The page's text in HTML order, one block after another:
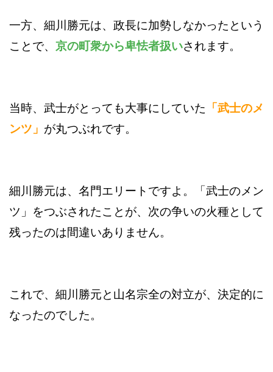
一方、細川勝元は、政長に加勢しなかったという
ことで、 京の町衆から卑怯者扱いされます。
当時、武士がとっても大事にしていた 「武士のメ
ンツ」 が丸つぶれです。
細川勝元は、名門エリートですよ。「武士のメン
ツ」をつぶされたことが、次の争いの火種として
残ったのは間違いありません。
これで、細川勝元と山名宗全の対立が、決定的に
なったのでした。